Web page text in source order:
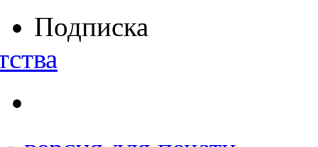
Подписка